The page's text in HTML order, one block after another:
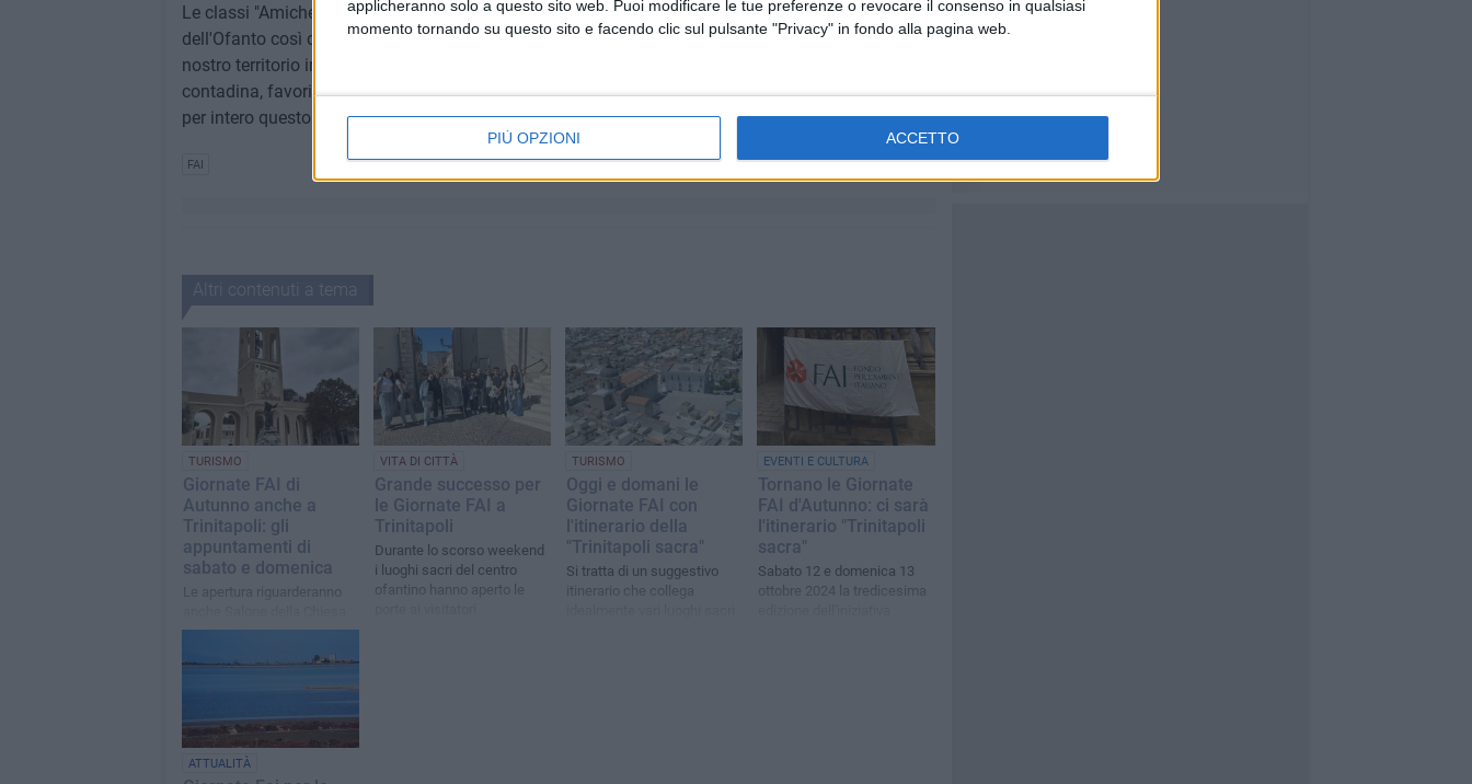
applicheranno solo a questo sito web. Puoi modificare le tue preferenze o revocare il consenso in qualsiasi
momento tornando su questo sito e facendo clic sul pulsante "Privacy" in fondo alla pagina web.
PIÙ OPZIONI ACCETTO
Le classi "Amiche FAI" in visita avranno la possibilità di conoscere il territorio della bassa valle
dell'Ofanto così come veniva rappresentato dai cartografi del 1600; scopriranno la storia del
nostro territorio in Età Moderna caratterizzata dal fenomeno della Transumanza e dalla cultura
contadina, favorita dalla presenza della risorsa di acqua dolce del fiume Ofanto che attraversa
per intero questo lembo meridionale del Tavoliere di Puglia.
FAI
Altri contenuti a tema
TURISMO
Giornate FAI di
Autunno anche a
Trinitapoli: gli
appuntamenti di
sabato e domenica
Le apertura riguarderanno
dei Cappuccini e Parrocchia
VITA DI CITTÀ
Grande successo per
le Giornate FAI a
Trinitapoli
Durante lo scorso weekend
i luoghi sacri del centro
ofantino hanno aperto le
TURISMO
Oggi e domani le
Giornate FAI con
l'itinerario della
"Trinitapoli sacra"
Si tratta di un suggestivo
itinerario che collega
EVENTI E CULTURA
Tornano le Giornate
FAI d'Autunno: ci sarà
l'itinerario "Trinitapoli
sacra"
Sabato 12 e domenica 13
ottobre 2024 la tredicesima
ATTUALITÀ